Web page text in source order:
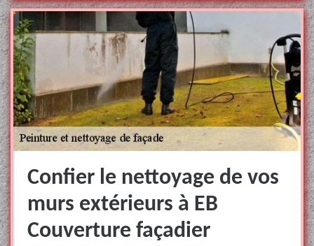
Confier le nettoyage de vos
murs extérieurs à EB
Couverture façadier